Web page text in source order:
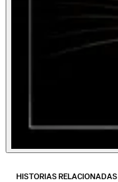
HISTORIAS RELACIONADAS